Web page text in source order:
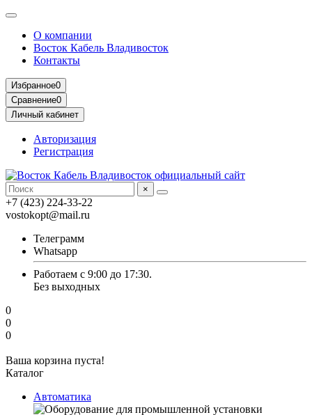
О компании
Восток Кабель Владивосток
Контакты
Избранное0
Сравнение0
Личный кабинет
Авторизация
Регистрация
×
+7 (423) 224-33-22
vostokopt@mail.ru
Телеграмм
Whatsapp
Работаем с 9:00 до 17:30.
Без выходных
0
0
0
Ваша корзина пуста!
Каталог
Автоматика